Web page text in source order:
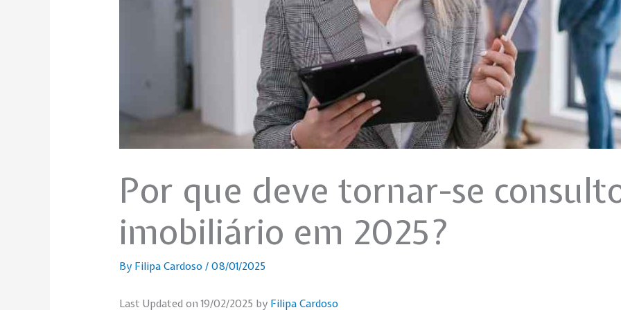
Por que deve tornar-se
imobiliário em 2025?
By Filipa Cardoso/08/01/2025
Last Updated on 19/02/2025 by Filipa Cardoso